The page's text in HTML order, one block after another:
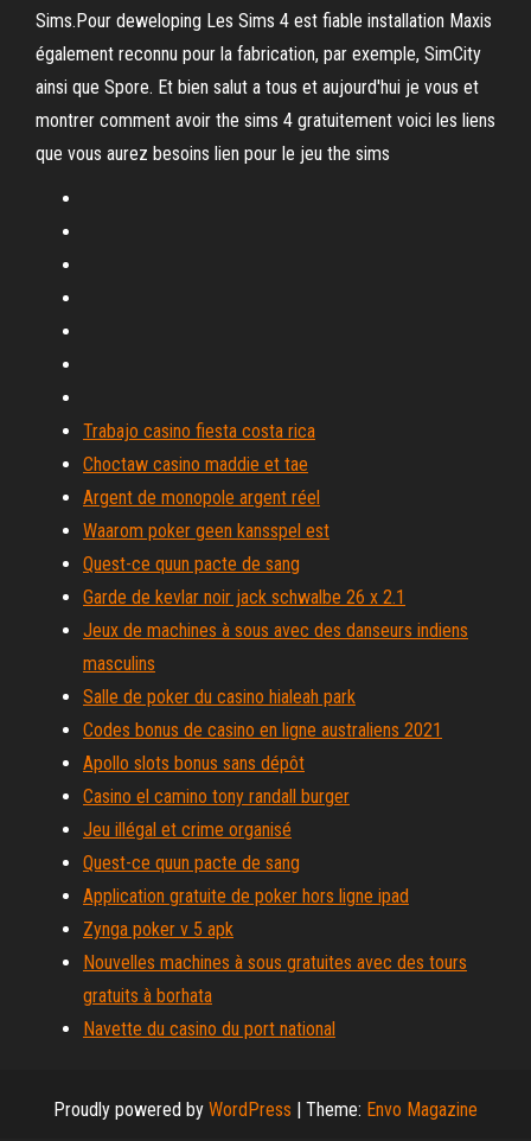
Sims.Pour deweloping Les Sims 4 est fiable installation Maxis
également reconnu pour la fabrication, par exemple, SimCity
ainsi que Spore. Et bien salut a tous et aujourd'hui je vous et
montrer comment avoir the sims 4 gratuitement voici les liens
que vous aurez besoins lien pour le jeu the sims
Trabajo casino fiesta costa rica
Choctaw casino maddie et tae
Argent de monopole argent réel
Waarom poker geen kansspel est
Quest-ce quun pacte de sang
Garde de kevlar noir jack schwalbe 26 x 2.1
Jeux de machines à sous avec des danseurs indiens
masculins
Salle de poker du casino hialeah park
Codes bonus de casino en ligne australiens 2021
Apollo slots bonus sans dépôt
Casino el camino tony randall burger
Jeu illégal et crime organisé
Quest-ce quun pacte de sang
Application gratuite de poker hors ligne ipad
Zynga poker v 5 apk
Nouvelles machines à sous gratuites avec des tours
gratuits à borhata
Navette du casino du port national
Proudly powered by WordPress | Theme: Envo Magazine